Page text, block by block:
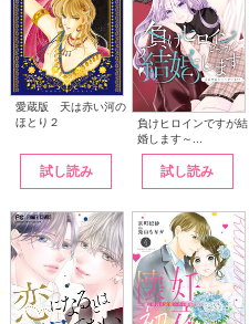
愛蔵版 天は赤い河の
ほとり２
試し読み
負けヒロインですが結
婚します～...
試し読み